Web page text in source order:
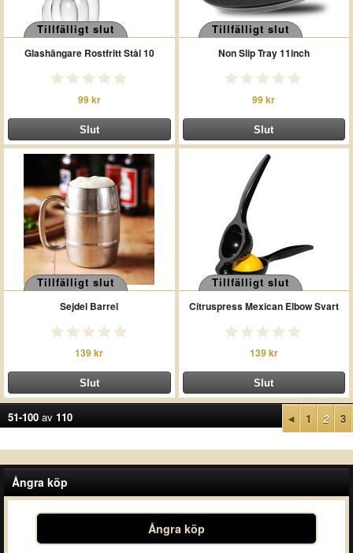
Tillfälligt slut
Glashängare Rostfritt Stål 10
99 kr
Tillfälligt slut
Non Slip Tray 11inch
99 kr
Tillfälligt slut
Sejdel Barrel
139 kr
Tillfälligt slut
Citruspress Mexican Elbow Svart
139 kr
51-100 av 110 ◄ 1 2 3
Ångra köp
Ångra köp